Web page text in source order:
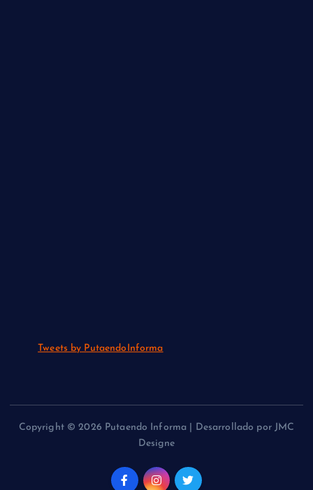
Tweets by PutaendoInforma
Copyright © 2026 Putaendo Informa | Desarrollado por JMC
Designe